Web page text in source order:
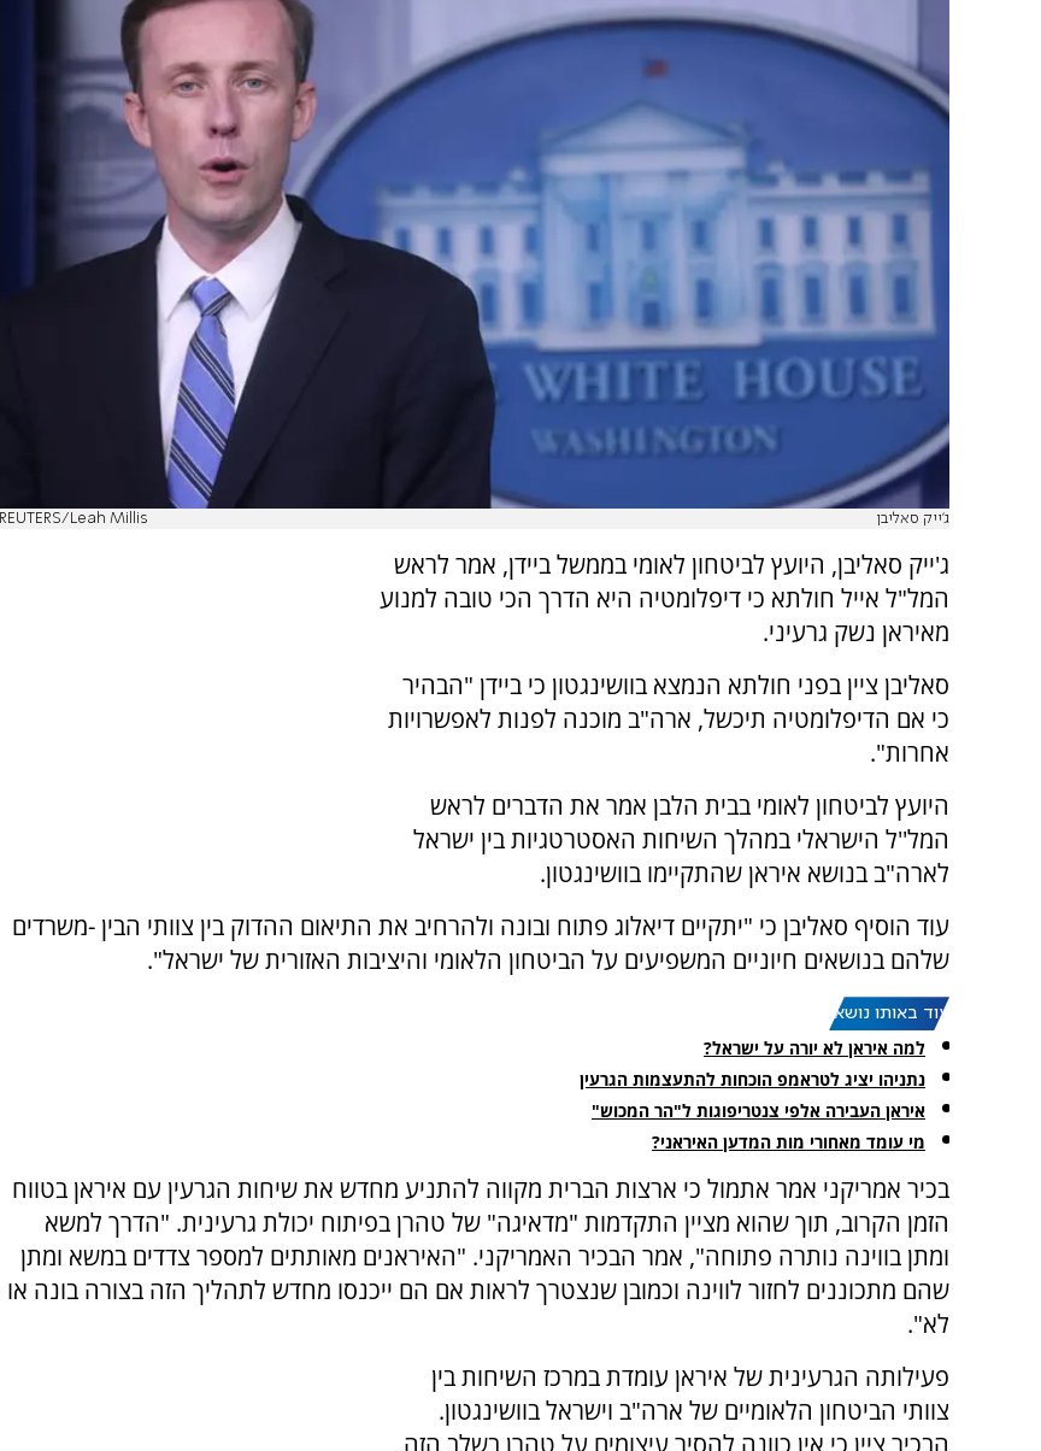
ג'ייק סאליבן REUTERS/Leah Millis
ג'ייק סאליבן, היועץ לביטחון לאומי בממשל ביידן, אמר לראש
המל"ל אייל חולתא כי דיפלומטיה היא הדרך הכי טובה למנוע
מאיראן נשק גרעיני.
סאליבן ציין בפני חולתא הנמצא בוושינגטון כי ביידן "הבהיר
כי אם הדיפלומטיה תיכשל, ארה"ב מוכנה לפנות לאפשרויות
אחרות".
היועץ לביטחון לאומי בבית הלבן אמר את הדברים לראש
המל''ל הישראלי במהלך השיחות האסטרטגיות בין ישראל
לארה"ב בנושא איראן שהתקיימו בוושינגטון.
עוד הוסיף סאליבן כי "יתקיים דיאלוג פתוח ובונה ולהרחיב את התיאום ההדוק בין צוותי הבין -משרדים
שלהם בנושאים חיוניים המשפיעים על הביטחון הלאומי והיציבות האזורית של ישראל".
עוד באותו נושא:
למה איראן לא יורה על ישראל?
נתניהו יציג לטראמפ הוכחות להתעצמות הגרעין
איראן העבירה אלפי צנטריפוגות ל"הר המכוש"
מי עומד מאחורי מות המדען האיראני?
בכיר אמריקני אמר אתמול כי ארצות הברית מקווה להתניע מחדש את שיחות הגרעין עם איראן בטווח
הזמן הקרוב, תוך שהוא מציין התקדמות "מדאיגה" של טהרן בפיתוח יכולת גרעינית. "הדרך למשא
ומתן בווינה נותרה פתוחה", אמר הבכיר האמריקני. "האיראנים מאותתים למספר צדדים במשא ומתן
שהם מתכוננים לחזור לווינה וכמובן שנצטרך לראות אם הם ייכנסו מחדש לתהליך הזה בצורה בונה או
לא".
פעילותה הגרעינית של איראן עומדת במרכז השיחות בין
צוותי הביטחון הלאומיים של ארה"ב וישראל בוושינגטון.
הבכיר ציין כי אין כוונה להסיר עיצומים על טהרן בשלב הזה,